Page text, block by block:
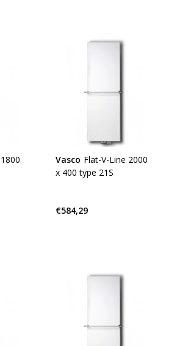
Vasco Flat-V-Line 2000
x 400 type 21S
€584,29